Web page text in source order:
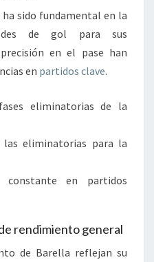
sido fundamental en la
de gol para sus
en el pase han
en partidos clave.
eliminatorias de la
las eliminatorias para la
constante en partidos
rendimiento general
de Barella reflejan su